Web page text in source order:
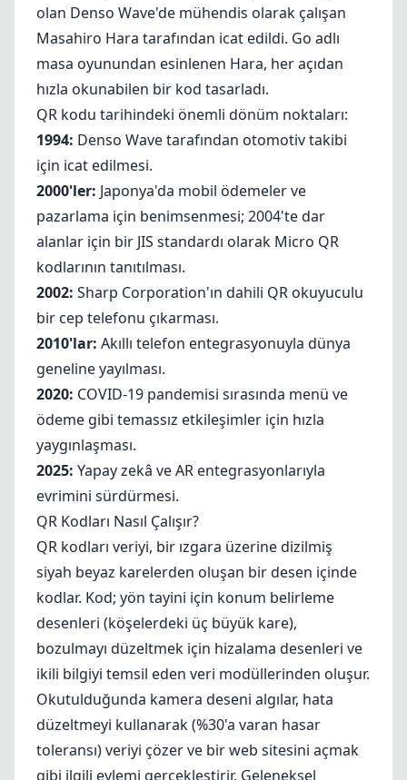
olan Denso Wave'de mühendis olarak çalışan
Masahiro Hara tarafından icat edildi. Go adlı
masa oyunundan esinlenen Hara, her açıdan
hızla okunabilen bir kod tasarladı.
QR kodu tarihindeki önemli dönüm noktaları:
1994: Denso Wave tarafından otomotiv takibi
için icat edilmesi.
2000'ler: Japonya'da mobil ödemeler ve
pazarlama için benimsenmesi; 2004'te dar
alanlar için bir JIS standardı olarak Micro QR
kodlarının tanıtılması.
2002: Sharp Corporation'ın dahili QR okuyuculu
bir cep telefonu çıkarması.
2010'lar: Akıllı telefon entegrasyonuyla dünya
geneline yayılması.
2020: COVID-19 pandemisi sırasında menü ve
ödeme gibi temassız etkileşimler için hızla
yaygınlaşması.
2025: Yapay zekâ ve AR entegrasyonlarıyla
evrimini sürdürmesi.
QR Kodları Nasıl Çalışır?
QR kodları veriyi, bir ızgara üzerine dizilmiş
siyah beyaz karelerden oluşan bir desen içinde
kodlar. Kod; yön tayini için konum belirleme
desenleri (köşelerdeki üç büyük kare),
bozulmayı düzeltmek için hizalama desenleri ve
ikili bilgiyi temsil eden veri modüllerinden oluşur.
Okutulduğunda kamera deseni algılar, hata
düzeltmeyi kullanarak (%30'a varan hasar
toleransı) veriyi çözer ve bir web sitesini açmak
gibi ilgili eylemi gerçekleştirir. Geleneksel